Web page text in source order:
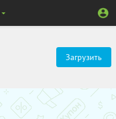
Загрузить